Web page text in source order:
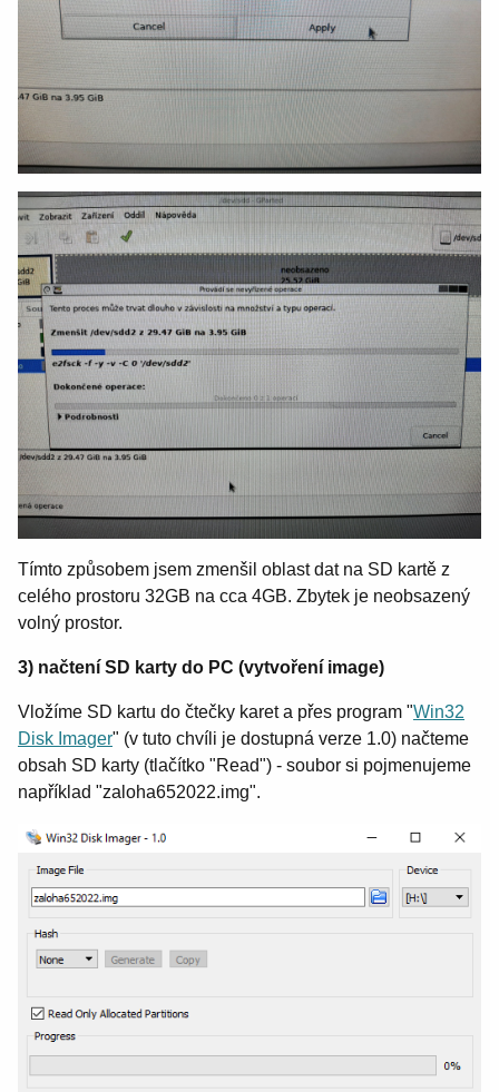
Tímto způsobem jsem zmenšil oblast dat na SD kartě z
celého prostoru 32GB na cca 4GB. Zbytek je neobsazený
volný prostor.
3) načtení SD karty do PC (vytvoření image)
Vložíme SD kartu do čtečky karet a přes program "Win32
Disk Imager" (v tuto chvíli je dostupná verze 1.0) načteme
obsah SD karty (tlačítko "Read") - soubor si pojmenujeme
například "zaloha652022.img".